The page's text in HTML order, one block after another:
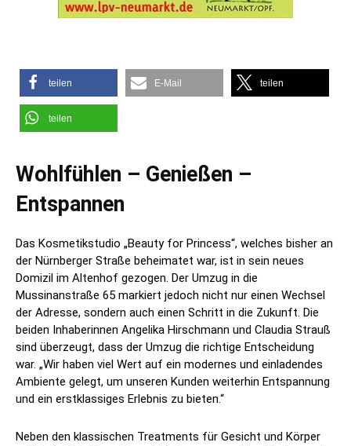
teilen E-Mail teilen
teilen
Wohlfühlen – Genießen –
Entspannen
Das Kosmetikstudio „Beauty for Princess“, welches bisher an
der Nürnberger Straße beheimatet war, ist in sein neues
Domizil im Altenhof gezogen. Der Umzug in die
Mussinanstraße 65 markiert jedoch nicht nur einen Wechsel
der Adresse, sondern auch einen Schritt in die Zukunft. Die
beiden Inhaberinnen Angelika Hirschmann und Claudia Strauß
sind überzeugt, dass der Umzug die richtige Entscheidung
war. „Wir haben viel Wert auf ein modernes und einladendes
Ambiente gelegt, um unseren Kunden weiterhin Entspannung
und ein erstklassiges Erlebnis zu bieten.“
Neben den klassischen Treatments für Gesicht und Körper